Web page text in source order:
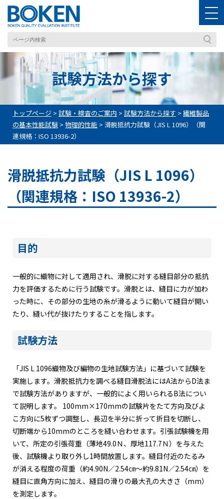
試験方法から探す
トップページ > 試験・検査のご案内 > 試験方法から探す > 繊維製品
の基本性能試験 > 物理的性能 > 滑脱抵抗力試験（JIS L 1096）（関
連規格：ISO 13936-2）
滑脱抵抗力試験（JIS L 1096）
（関連規格：ISO 13936-2）
目的
一般的に織物に対して適用され、滑脱に対する縫目部分の抵抗
力を評価するために行う試験です。滑脱とは、縫目に力が加わ
った時に、その部分の生地の糸が滑るように動いて縫目が開い
たり、縫い代が抜けたりすることを指します。
試験方法
「JIS L 1096織物及び編物の生地試験方法」に基づいて試験を
実施します。滑脱抵抗力を調べる縫目滑脱法にはA法からD法ま
で試験方法がありますが、一般的によく用いられるB法につい
て説明します。 100mm×170mmの試験片をたて方向及びよ
こ方向に5枚ずつ調整し、長辺を半分に折って折目を切断し、
切断端から10mmのところを縫い合わせます。引張試験機を用
いて、所定の引張荷重（薄地49.0Ｎ、厚地117.7Ｎ）を与えた
後、試験機より取り外し1時間放置します。縫目付近のたるみ
が消える程度の荷重（約4.90N／2.54㎝～約9.81N／2.54㎝）を
縫目に直角方向に加え、縫目の滑りの最大孔の大きさ（mm）
を測定します。